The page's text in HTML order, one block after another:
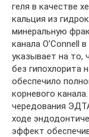
геля в качестве
кальция из
минеральную
канала O’Connell
указывает на то,
без гипохлорита
обеспечило
корневого
чередования
ходе
эффект